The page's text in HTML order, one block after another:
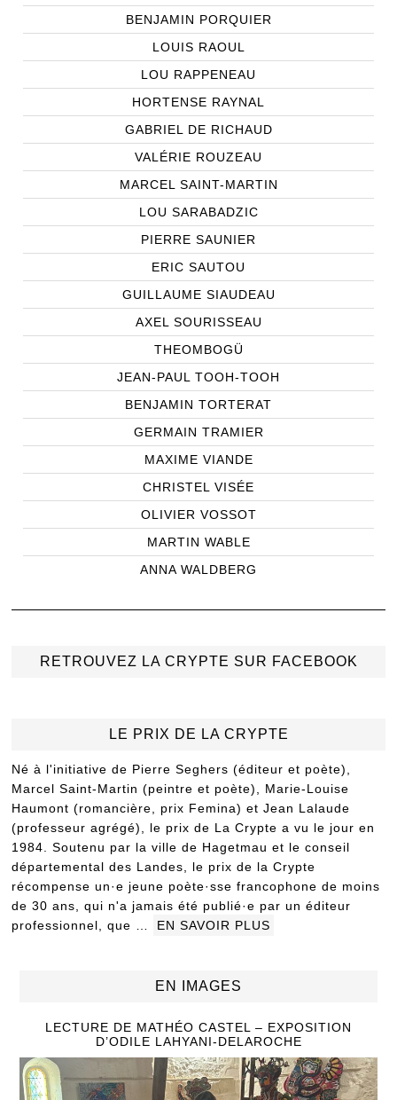
BENJAMIN PORQUIER
LOUIS RAOUL
LOU RAPPENEAU
HORTENSE RAYNAL
GABRIEL DE RICHAUD
VALÉRIE ROUZEAU
MARCEL SAINT-MARTIN
LOU SARABADZIC
PIERRE SAUNIER
ERIC SAUTOU
GUILLAUME SIAUDEAU
AXEL SOURISSEAU
THEOMBOGÜ
JEAN-PAUL TOOH-TOOH
BENJAMIN TORTERAT
GERMAIN TRAMIER
MAXIME VIANDE
CHRISTEL VISÉE
OLIVIER VOSSOT
MARTIN WABLE
ANNA WALDBERG
RETROUVEZ LA CRYPTE SUR FACEBOOK
LE PRIX DE LA CRYPTE
Né à l'initiative de Pierre Seghers (éditeur et poète),
Marcel Saint-Martin (peintre et poète), Marie-Louise
Haumont (romancière, prix Femina) et Jean Lalaude
(professeur agrégé), le prix de La Crypte a vu le jour en
1984. Soutenu par la ville de Hagetmau et le conseil
départemental des Landes, le prix de la Crypte
récompense un·e jeune poète·sse francophone de moins
de 30 ans, qui n'a jamais été publié·e par un éditeur
professionnel, que …
EN SAVOIR PLUS
EN IMAGES
LECTURE DE MATHÉO CASTEL – EXPOSITION
D’ODILE LAHYANI-DELAROCHE